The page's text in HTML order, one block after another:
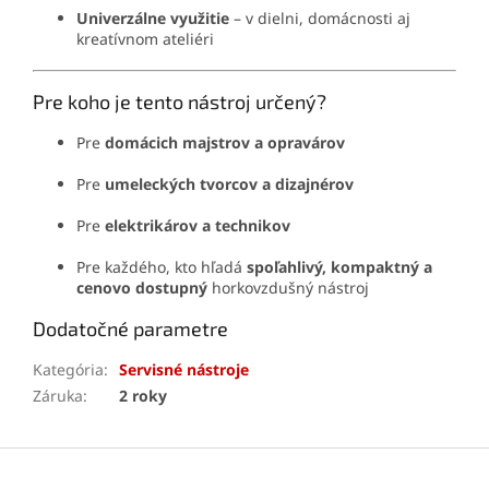
Univerzálne využitie – v dielni, domácnosti aj
kreatívnom ateliéri
Pre koho je tento nástroj určený?
Pre domácich majstrov a opravárov
Pre umeleckých tvorcov a dizajnérov
Pre elektrikárov a technikov
Pre každého, kto hľadá spoľahlivý, kompaktný a
cenovo dostupný horkovzdušný nástroj
Dodatočné parametre
Kategória: Servisné nástroje
Záruka: 2 roky